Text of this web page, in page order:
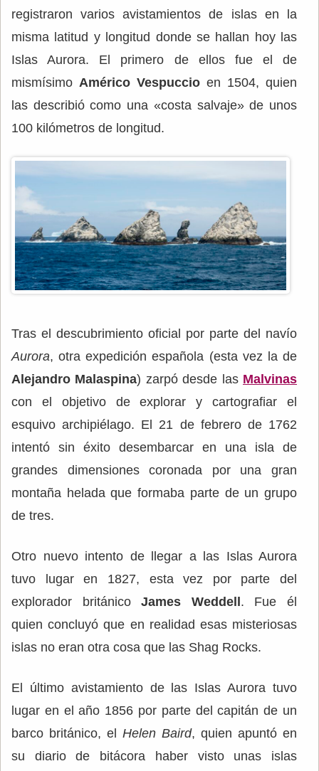
registraron varios avistamientos de islas en la
misma latitud y longitud donde se hallan hoy las
Islas Aurora. El primero de ellos fue el de
mismísimo Américo Vespuccio en 1504, quien
las describió como una «costa salvaje» de unos
100 kilómetros de longitud.
Tras el descubrimiento oficial por parte del navío
Aurora, otra expedición española (esta vez la de
Alejandro Malaspina) zarpó desde las Malvinas
con el objetivo de explorar y cartografiar el
esquivo archipiélago. El 21 de febrero de 1762
intentó sin éxito desembarcar en una isla de
grandes dimensiones coronada por una gran
montaña helada que formaba parte de un grupo
de tres.
Otro nuevo intento de llegar a las Islas Aurora
tuvo lugar en 1827, esta vez por parte del
explorador británicoJames Weddell . Fue él
quien concluyó que en realidad esas misteriosas
islas no eran otra cosa que las Shag Rocks.
El último avistamiento de las Islas Aurora tuvo
lugar en el año 1856 por parte del capitán de un
barco británico, el Helen Baird, quien apuntó en
su diario de bitácora haber visto unas islas